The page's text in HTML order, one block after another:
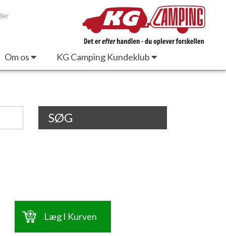
Om os KG Camping Kundeklub
SØG
Læg I Kurven